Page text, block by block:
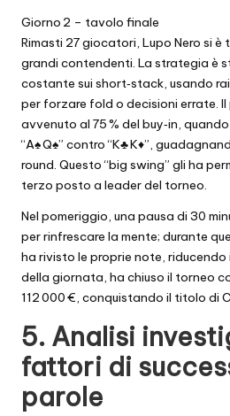
Giorno 2 – tavolo finale
Rimasti 27 giocatori, Lupo Nero si
grandi contendenti. La strategia è
costante sui short‑stack, usando
per forzare fold o decisioni errate.
avvenuto al 75 % del buy‑in,
“A♠ Q♠” contro “K♣ K♦”,
round. Questo “big swing” gli ha
terzo posto a leader del torneo.
Nel pomeriggio, una pausa di 30
per rinfrescare la mente; durante
ha rivisto le proprie note, riducendo
della giornata, ha chiuso il torneo
112 000 €, conquistando il titolo di
5. Analisi
fattori di
parole